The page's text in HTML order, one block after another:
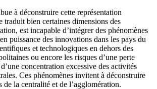
à déconstruire cette représentation
traduit bien certaines dimensions des
est incapable d’intégrer des phénomènes
puissance des innovations dans les pays du
et technologiques en dehors des
ou encore les risques d’une perte
concentration excessive des activités
Ces phénomènes invitent à déconstruire
de la centralité et de l’agglomération.